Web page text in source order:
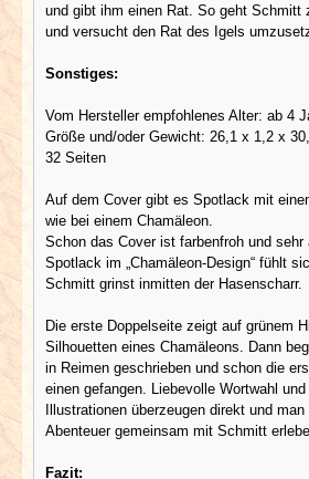
und gibt ihm einen Rat. So geht Schmitt
und versucht den Rat des Igels
Sonstiges:
Vom Hersteller empfohlenes Alter: ab 4
Größe und/oder Gewicht: 26,1 x 1,2 x
32 Seiten
Auf dem Cover gibt es Spotlack mit
wie bei einem Chamäleon.
Schon das Cover ist farbenfroh und sehr
Spotlack im „Chamäleon-Design“ fühlt
Schmitt grinst inmitten der Hasenscharr.
Die erste Doppelseite zeigt auf grünem
Silhouetten eines Chamäleons. Dann
in Reimen geschrieben und schon die
einen gefangen. Liebevolle Wortwahl
Illustrationen überzeugen direkt und
Abenteuer gemeinsam mit Schmitt
Fazit: